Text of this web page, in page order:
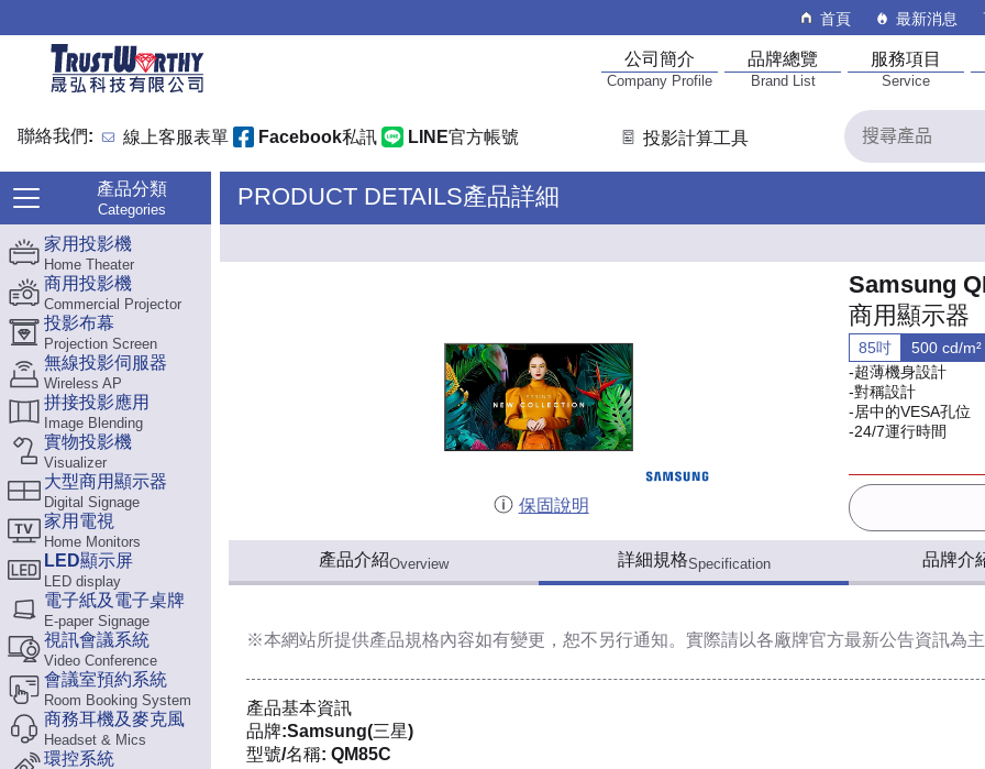
首頁 最新消息
公司簡介
Company Profile
品牌總覽
Brand List
服務項目
Service
聯絡我們: 線上客服表單 Facebook私訊 LINE官方帳號 投影計算工具
產品分類
Categories
家用投影機
Home Theater
商用投影機
Commercial Projector
投影布幕
Projection Screen
無線投影伺服器
Wireless AP
拼接投影應用
Image Blending
實物投影機
Visualizer
大型商用顯示器
Digital Signage
家用電視
Home Monitors
LED顯示屏
LED display
電子紙及電子桌牌
E-paper Signage
視訊會議系統
Video Conference
會議室預約系統
Room Booking System
商務耳機及麥克風
Headset & Mics
環控系統
PRODUCT DETAILS產品詳細
保固說明
Samsung
商用顯示器
85吋
500 cd/m²
-超薄機身設計
-對稱設計
-居中的VESA孔位
-24/7運行時間
產品介紹Overview 詳細規格Specification 品牌介
※本網站所提供產品規格內容如有變更，恕不另行通知。實際請以各廠牌官方最新公告資訊為
產品基本資訊
品牌:Samsung(三星)
型號/名稱: QM85C